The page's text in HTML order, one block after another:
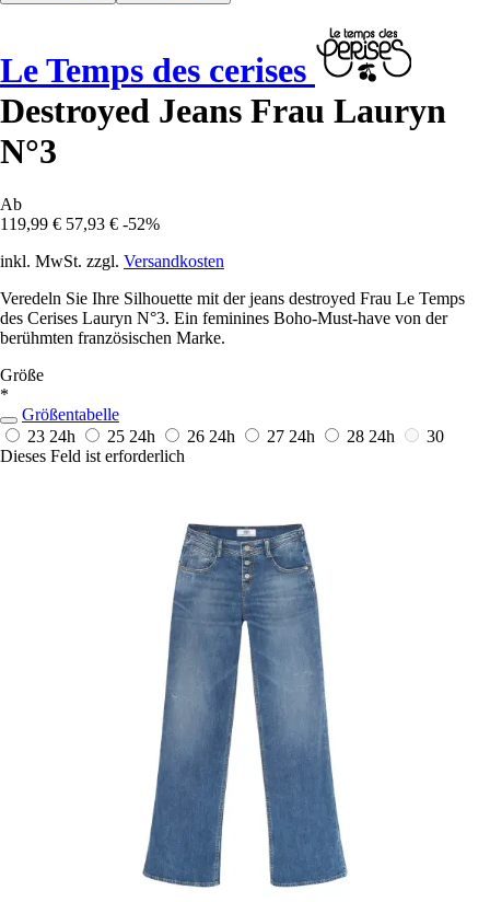
Le Temps des cerises
Destroyed Jeans Frau Lauryn
N°3
Ab
119,99 € 57,93 € -52%
inkl. MwSt. zzgl. Versandkosten
Veredeln Sie Ihre Silhouette mit der jeans destroyed Frau Le Temps
des Cerises Lauryn N°3. Ein feminines Boho-Must-have von der
berühmten französischen Marke.
Größe
*
Größentabelle
23 24h 25 24h 26 24h 27 24h 28 24h
30
Dieses Feld ist erforderlich